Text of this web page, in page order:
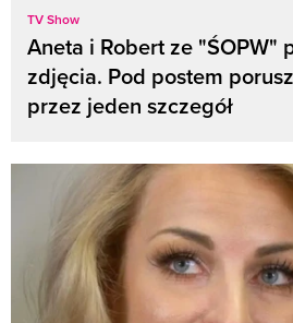
TV Show
Aneta i Robert ze "ŚOPW"
zdjęcia. Pod postem
przez jeden szczegół